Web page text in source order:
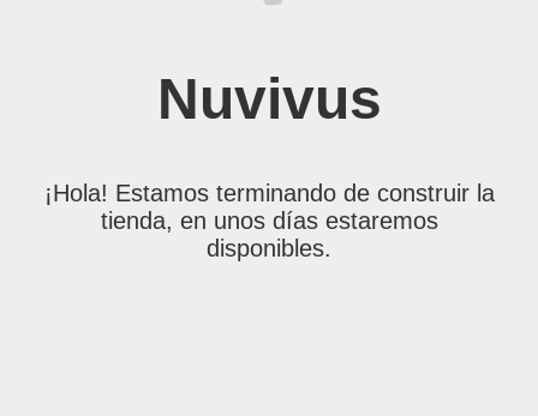
Nuvivus
¡Hola! Estamos terminando de construir la
tienda, en unos días estaremos
disponibles.